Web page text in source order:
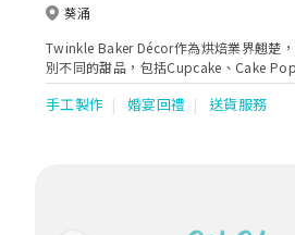
葵涌
Twinkle Baker Décor作為烘焙業界翹楚
別不同的甜品，包括Cupcake、Cake
等。所有甜品均可按照新人的主題而度身
Twinkle還提供糖果桌佈置、禮券及回禮小
手工製作 婚宴回禮 送貨服務